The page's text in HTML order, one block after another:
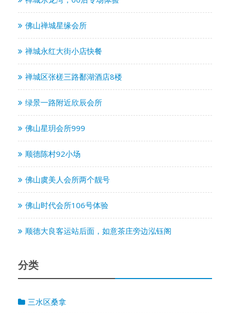
佛山禅城星缘会所
禅城永红大街小店快餐
禅城区张槎三路鄱湖酒店8楼
绿景一路附近欣辰会所
佛山星玥会所999
顺德陈村92小场
佛山虞美人会所两个靓号
佛山时代会所106号体验
顺德大良客运站后面，如意茶庄旁边泓钰阁
分类
三水区桑拿